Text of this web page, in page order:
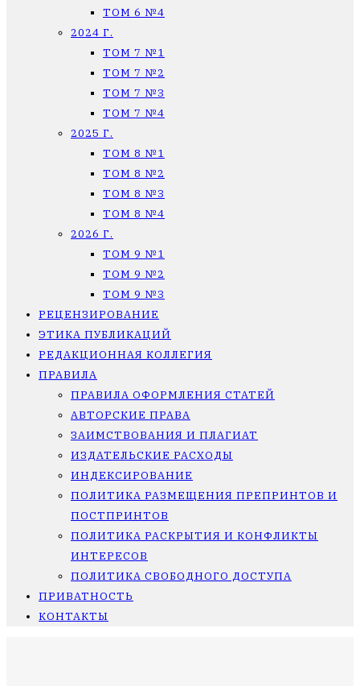
ТОМ 6 №4
2024 Г.
ТОМ 7 №1
ТОМ 7 №2
ТОМ 7 №3
ТОМ 7 №4
2025 Г.
ТОМ 8 №1
ТОМ 8 №2
ТОМ 8 №3
ТОМ 8 №4
2026 Г.
ТОМ 9 №1
ТОМ 9 №2
ТОМ 9 №3
РЕЦЕНЗИРОВАНИЕ
ЭТИКА ПУБЛИКАЦИЙ
РЕДАКЦИОННАЯ КОЛЛЕГИЯ
ПРАВИЛА
ПРАВИЛА ОФОРМЛЕНИЯ СТАТЕЙ
АВТОРСКИЕ ПРАВА
ЗАИМСТВОВАНИЯ И ПЛАГИАТ
ИЗДАТЕЛЬСКИЕ РАСХОДЫ
ИНДЕКСИРОВАНИЕ
ПОЛИТИКА РАЗМЕЩЕНИЯ ПРЕПРИНТОВ И
ПОСТПРИНТОВ
ПОЛИТИКА РАСКРЫТИЯ И КОНФЛИКТЫ
ИНТЕРЕСОВ
ПОЛИТИКА СВОБОДНОГО ДОСТУПА
ПРИВАТНОСТЬ
КОНТАКТЫ